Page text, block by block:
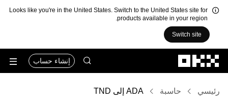
Looks like you're in the United States. Switch to the United States site for
products available in your region.
Switch site
إنشاء حساب
رئيسي حاسبة ADA إلى TND